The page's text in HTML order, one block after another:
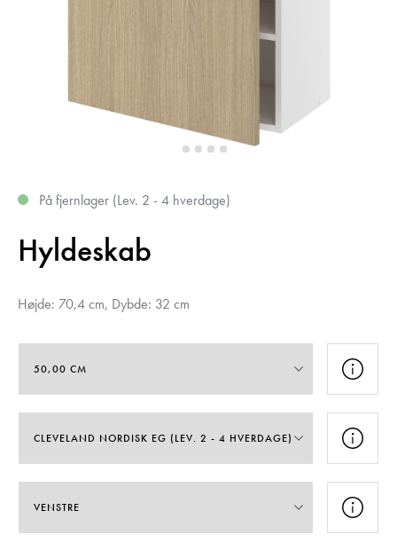
På fjernlager (Lev. 2 - 4 hverdage)
Hyldeskab
Højde: 70,4 cm, Dybde: 32 cm